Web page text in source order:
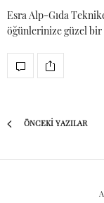
Esra Alp-Gıda
öğünlerinize güzel
ÖNCEKI YAZILAR